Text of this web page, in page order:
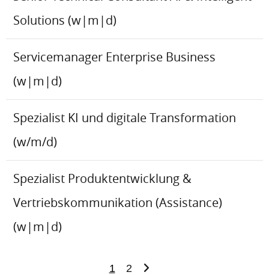
Solutions (w|m|d)
Servicemanager Enterprise Business
(w|m|d)
Spezialist KI und digitale Transformation
(w/m/d)
Spezialist Produktentwicklung &
Vertriebskommunikation (Assistance)
(w|m|d)
1 2